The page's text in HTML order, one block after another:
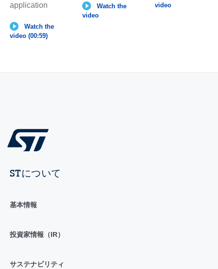
application
Watch the
video (00:59)
Watch the
video
video
STについて
基本情報
投資家情報（IR）
サステナビリティ